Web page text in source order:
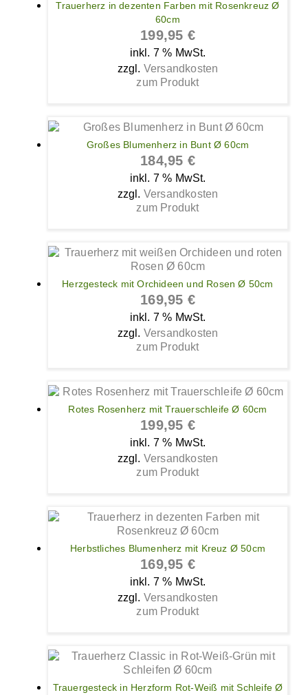
Trauerherz in dezenten Farben mit Rosenkreuz Ø
60cm
199,95 €
inkl. 7 % MwSt.
zzgl. Versandkosten
zum Produkt
Großes Blumenherz in Bunt Ø 60cm
184,95 €
inkl. 7 % MwSt.
zzgl. Versandkosten
zum Produkt
Herzgesteck mit Orchideen und Rosen Ø 50cm
169,95 €
inkl. 7 % MwSt.
zzgl. Versandkosten
zum Produkt
Rotes Rosenherz mit Trauerschleife Ø 60cm
199,95 €
inkl. 7 % MwSt.
zzgl. Versandkosten
zum Produkt
Herbstliches Blumenherz mit Kreuz Ø 50cm
169,95 €
inkl. 7 % MwSt.
zzgl. Versandkosten
zum Produkt
Trauergesteck in Herzform Rot-Weiß mit Schleife Ø